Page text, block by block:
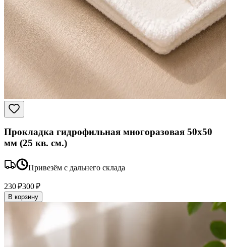
Прокладка гидрофильная многоразовая 50x50
мм (25 кв. см.)
Привезём с дальнего склада
230 ₽300 ₽
В корзину